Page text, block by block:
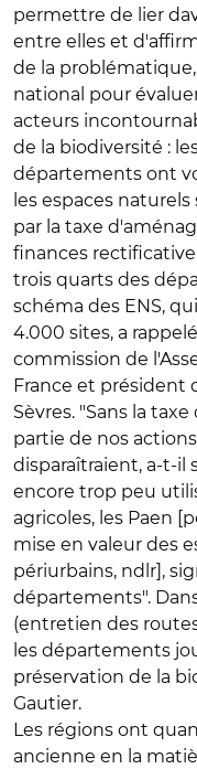
permettre de lier
entre elles et
de la
national pour
acteurs
de la biodiversité :
départements ont
les espaces
par la taxe
finances
trois quarts des
schéma des ENS,
4.000 sites, a
commission de
France et président
Sèvres. "Sans la
partie de nos
disparaîtraient, a-t-il
encore trop peu
agricoles, les Paen
mise en valeur des
périurbains, ndlr],
départements".
(entretien des
les départements
préservation de la
Gautier.
Les régions ont
ancienne en la